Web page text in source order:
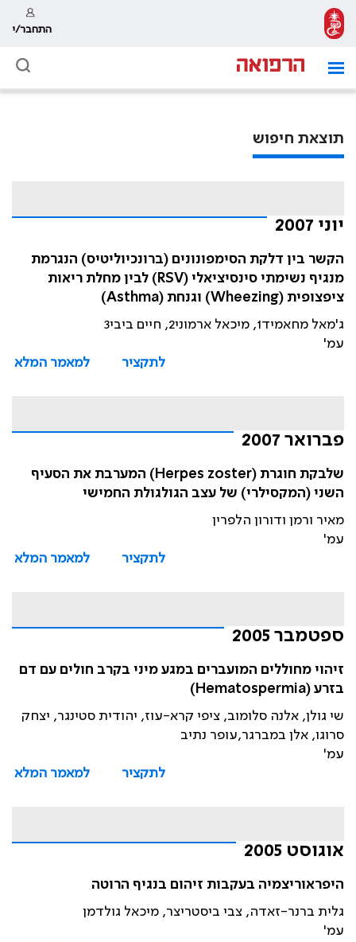
התחבר/י
תוצאת חיפוש
יוני 2007
הקשר בין דלקת הסימפונונים (ברונכיוליטיס) הנגרמת
מנגיף נשימתי סינסיציאלי (RSV) לבין מחלת ריאות
ציפצופית (Wheezing) וגנחת (Asthma)
ג'מאל מחאמיד1, מיכאל ארמוני2, חיים ביבי3
עמ'
לתקציר
למאמר המלא
פברואר 2007
שלבקת חוגרת (Herpes zoster) המערבת את הסעיף
השני (המקסילרי) של עצב הגולגולת החמישי
מאיר ורמן ודורון הלפרין
עמ'
לתקציר
למאמר המלא
ספטמבר 2005
זיהוי מחוללים המועברים במגע מיני בקרב חולים עם דם
בזרע (Hematospermia)
שי גולן, אלנה סלומוב, ציפי קרא-עוז, יהודית סטינגר, יצחק
סרוגו, אלן במברגר,עופר נתיב
עמ'
לתקציר
למאמר המלא
אוגוסט 2005
היפראוריצמיה בעקבות זיהום בנגיף הרוטה
גלית ברנר-זאדה, צבי ביסטריצר, מיכאל גולדמן
עמ'